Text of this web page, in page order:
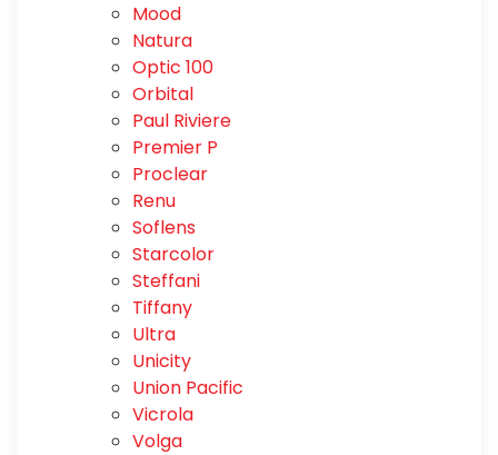
Mood
Natura
Optic 100
Orbital
Paul Riviere
Premier P
Proclear
Renu
Soflens
Starcolor
Steffani
Tiffany
Ultra
Unicity
Union Pacific
Vicrola
Volga